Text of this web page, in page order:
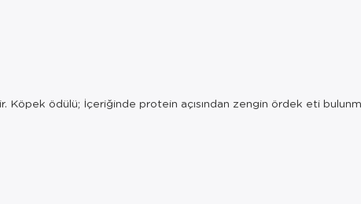
ödülü; İçeriğinde protein açısından zengin ördek eti